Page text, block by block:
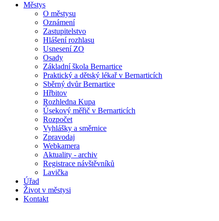
Městys
O městysu
Oznámení
Zastupitelstvo
Hlášení rozhlasu
Usnesení ZO
Osady
Základní škola Bernartice
Praktický a dětský lékař v Bernarticích
Sběrný dvůr Bernartice
Hřbitov
Rozhledna Kupa
Úsekový měřič v Bernarticích
Rozpočet
Vyhlášky a směrnice
Zpravodaj
Webkamera
Aktuality - archiv
Registrace návštěvníků
Lavička
Úřad
Život v městysi
Kontakt